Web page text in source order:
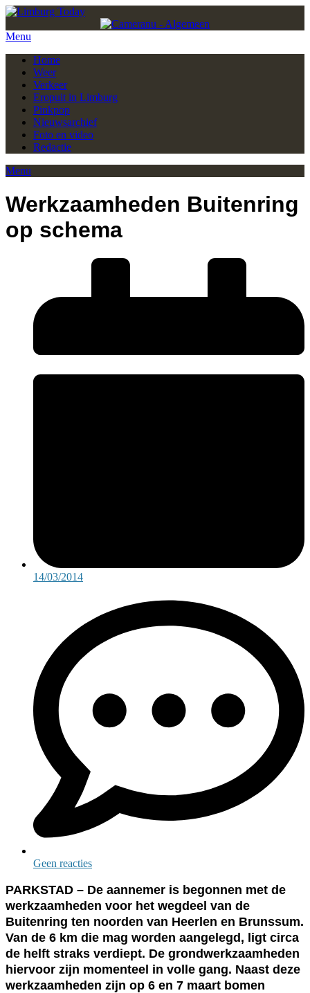
Menu
Home
Weer
Verkeer
Eropuit in Limburg
Pinkpop
Nieuwsarchief
Foto en video
Redactie
Menu
Werkzaamheden Buitenring
op schema
14/03/2014
Geen reacties
PARKSTAD – De aannemer is begonnen met de
werkzaamheden voor het wegdeel van de
Buitenring ten noorden van Heerlen en Brunssum.
Van de 6 km die mag worden aangelegd, ligt circa
de helft straks verdiept. De grondwerkzaamheden
hiervoor zijn momenteel in volle gang. Naast deze
werkzaamheden zijn op 6 en 7 maart bomen